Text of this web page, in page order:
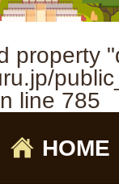
property
line 785
HOME